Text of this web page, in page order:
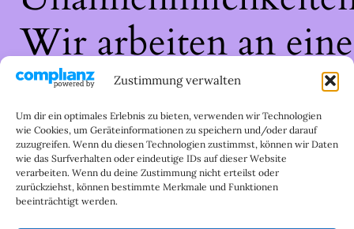
Zustimmung verwalten
Um dir ein optimales Erlebnis zu bieten, verwenden wir Technologien
wie Cookies, um Geräteinformationen zu speichern und/oder darauf
zuzugreifen. Wenn du diesen Technologien zustimmst, können wir Daten
wie das Surfverhalten oder eindeutige IDs auf dieser Website
verarbeiten. Wenn du deine Zustimmung nicht erteilst oder
zurückziehst, können bestimmte Merkmale und Funktionen
beeinträchtigt werden.
Wir arbeiten an
großartigen Sache
schau bald wieder
vorbei!